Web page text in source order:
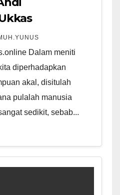
Dalam meniti
diperhadapkan
akal, disitulah
pulalah manusia
sedikit, sebab...